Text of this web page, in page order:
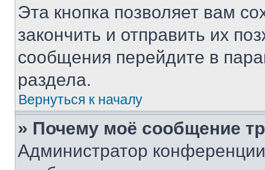
Эта кнопка позволяет вам
закончить и отправить их
сообщения перейдите в
раздела.
Вернуться к началу
» Почему моё сообщение
Администратор